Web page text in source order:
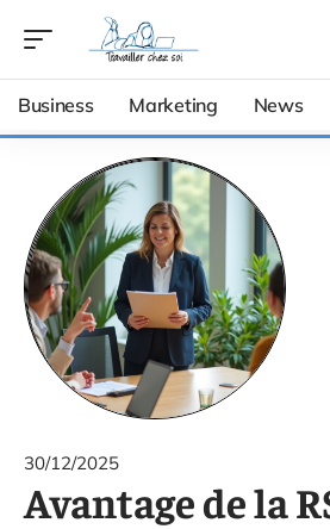
Business Marketing News
30/12/2025
Avantage de la